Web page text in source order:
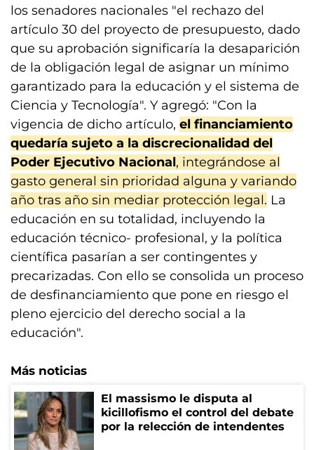
los senadores nacionales "el rechazo del
artículo 30 del proyecto de presupuesto, dado
que su aprobación significaría la desaparición
de la obligación legal de asignar un mínimo
garantizado para la educación y el sistema de
Ciencia y Tecnología". Y agregó: "Con la
vigencia de dicho artículo, el financiamiento
quedaría sujeto a la discrecionalidad del
Poder Ejecutivo Nacional, integrándose al
gasto general sin prioridad alguna y variando
año tras año sin mediar protección legal. La
educación en su totalidad, incluyendo la
educación técnico- profesional, y la política
científica pasarían a ser contingentes y
precarizadas. Con ello se consolida un proceso
de desfinanciamiento que pone en riesgo el
pleno ejercicio del derecho social a la
educación".
Más noticias
El massismo le disputa al
kicillofismo el control del debate
por la relección de intendentes